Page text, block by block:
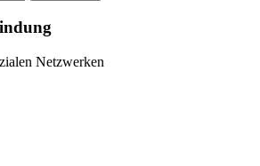
Netzwerken